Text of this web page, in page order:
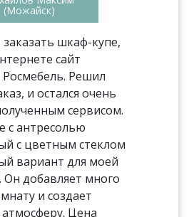
(Можайск)
заказать шкаф-купе,
сайт
Решил
и остался очень
сервисом.
с антресолью
с цветным стеклом
вариант для моей
Он добавляет много
и создает
Цена